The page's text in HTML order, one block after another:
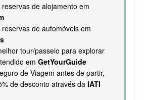
de alojamento em
de automóveis em
tour/passeio para explorar
em GetYourGuide
de Viagem antes de partir,
de desconto através da IATI